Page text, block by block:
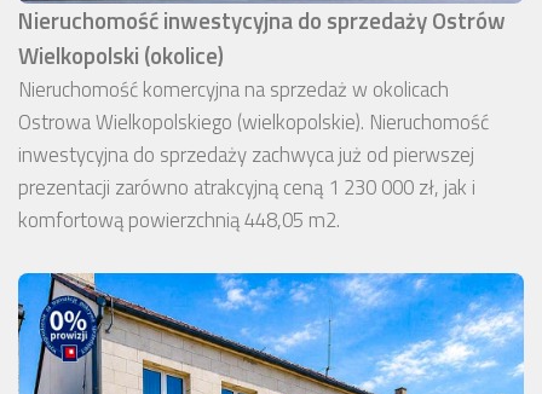
Nieruchomość inwestycyjna do sprzedaży Ostrów
Wielkopolski (okolice)
Nieruchomość komercyjna na sprzedaż w okolicach
Ostrowa Wielkopolskiego (wielkopolskie). Nieruchomość
inwestycyjna do sprzedaży zachwyca już od pierwszej
prezentacji zarówno atrakcyjną ceną 1 230 000 zł, jak i
komfortową powierzchnią 448,05 m2.